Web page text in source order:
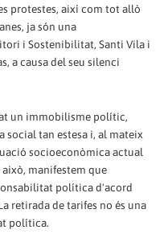
protestes, així com tot allò
ja són una
i Sostenibilitat, Santi Vila i
a causa del seu silenci
un immobilisme polític,
social tan estesa i, al mateix
socioeconòmica actual
manifestem que
política d'acord
retirada de tarifes no és una
política.